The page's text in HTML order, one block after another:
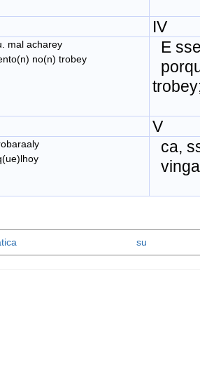
IV
mal acharey
no(n) trobey
E
V
ca,
su